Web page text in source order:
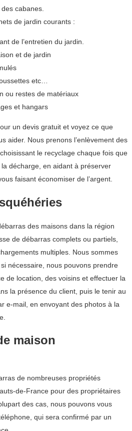
cabanes.
de jardin courants :
de l’entretien du jardin.
et de jardin
etc…
ou restes de matériaux
et hangars
un devis gratuit et voyez ce que
aider. Nous prenons l’enlèvement des
le recyclage chaque fois que
décharge, en aidant à préserver
faisant économiser de l’argent.
des maisons dans la région
de débarras complets ou partiels,
multiples. Nous sommes
nécessaire, nous pouvons prendre
de location, des voisins et effectuer la
la présence du client, puis le tenir au
e-mail, en envoyant des photos à la
maison
de nombreuses propriétés
de-France pour des propriétaires
des cas, nous pouvons vous
qui sera confirmé par un